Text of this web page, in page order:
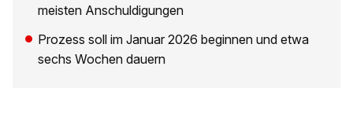
meisten Anschuldigungen
Prozess soll im Januar 2026 beginnen und etwa
sechs Wochen dauern